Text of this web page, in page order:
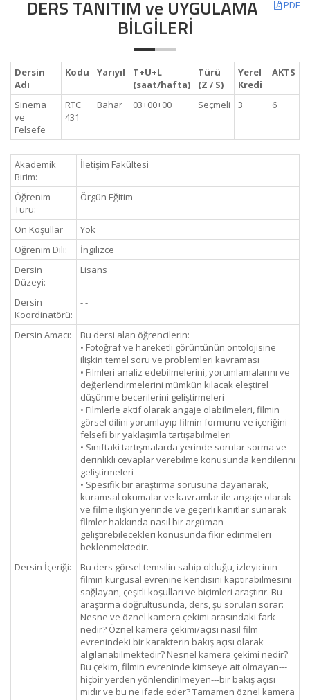
PDF
DERS TANITIM ve UYGULAMA
BİLGİLERİ
Dersin
Adı
Kodu Yarıyıl
T+U+L
(saat/hafta)
Türü
(Z / S)
Yerel
Kredi
AKTS
Sinema
ve
Felsefe
RTC
431
Bahar 03+00+00 Seçmeli 3 6
Akademik
Birim:
İletişim Fakültesi
Öğrenim
Türü:
Örgün Eğitim
Ön Koşullar
Yok
Öğrenim Dili:
İngilizce
Dersin
Düzeyi:
Lisans
Dersin
Koordinatörü:
- -
Dersin Amacı:
Bu dersi alan öğrencilerin:
• Fotoğraf ve hareketli görüntünün ontolojisine
ilişkin temel soru ve problemleri kavraması
• Filmleri analiz edebilmelerini, yorumlamalarını ve
değerlendirmelerini mümkün kılacak eleştirel
düşünme becerilerini geliştirmeleri
• Filmlerle aktif olarak angaje olabilmeleri, filmin
görsel dilini yorumlayıp filmin formunu ve içeriğini
felsefi bir yaklaşımla tartışabilmeleri
• Sınıftaki tartışmalarda yerinde sorular sorma ve
derinlikli cevaplar verebilme konusunda kendilerini
geliştirmeleri
• Spesifik bir araştırma sorusuna dayanarak,
kuramsal okumalar ve kavramlar ile angaje olarak
ve filme ilişkin yerinde ve geçerli kanıtlar sunarak
filmler hakkında nasıl bir argüman
geliştirebilecekleri konusunda fikir edinmeleri
beklenmektedir.
Dersin İçeriği:
Bu ders görsel temsilin sahip olduğu, izleyicinin
filmin kurgusal evrenine kendisini kaptırabilmesini
sağlayan, çeşitli koşulları ve biçimleri araştırır. Bu
araştırma doğrultusunda, ders, şu soruları sorar:
Nesne ve öznel kamera çekimi arasındaki fark
nedir? Öznel kamera çekimi/açısı nasıl film
evrenindeki bir karakterin bakış açısı olarak
algılanabilmektedir? Nesnel kamera çekimi nedir?
Bu çekim, filmin evreninde kimseye ait olmayan---
hiçbir yerden yönlendirilmeyen---bir bakış açısı
mıdır ve bu ne ifade eder? Tamamen öznel kamera